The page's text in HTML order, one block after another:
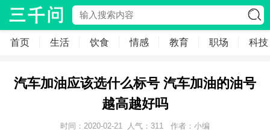
首页 生活 饮食 情感 教育 职场 科技
汽车加油应该选什么标号 汽车加油的油号
越高越好吗
时间：2020-02-21 人气： 311 作者：小编